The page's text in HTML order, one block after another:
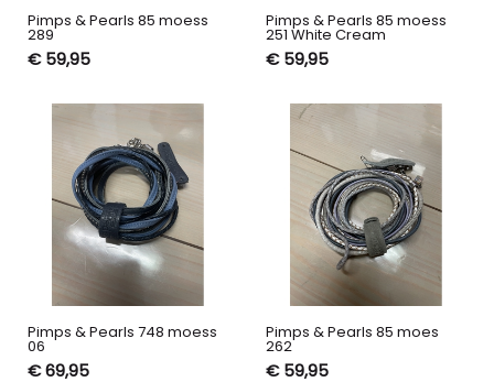
Pimps & Pearls 85 moess
289
€ 59,95
Pimps & Pearls 85 moess
251 White Cream
€ 59,95
Pimps & Pearls 748 moess
06
€ 69,95
Pimps & Pearls 85 moes
262
€ 59,95